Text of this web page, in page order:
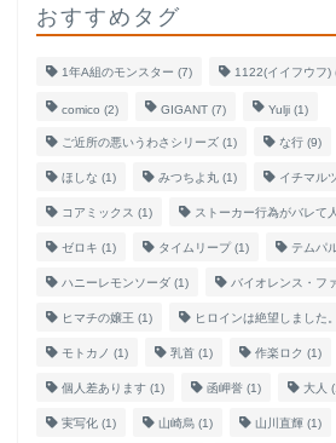
おすすめタグ
1年A組のモンスター (7) 1122(イイフウフ)
comico (2) GIGANT (7) Yulji (1)
ご近所の悪いうわさシリーズ (1) な行 (9)
ほしな (1) みつちよ丸 (1) イチマル
コアミックス (1) ストーカー行為がバレて
ゼロキ (1) タイムリープ(1) テムパ
ハニーレモンソーダ (1) バイオレンス・フ
ヒマチの嬢王 (1) ヒロインは絶望しました。
モトカノ (1) 乳首 (1) 作楽ロク (1)
個人差あります (1) 函岬誉 (1) 大人
実写化 (1) 山崎烏 (1) 山川直輝 (1)